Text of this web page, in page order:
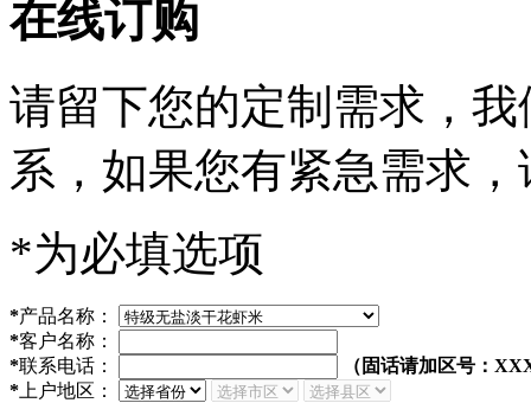
在线订购
请留下您的定制需求，
系，如果您有紧急需求
*为必填选项
*产品名称：
*客户名称：
*联系电话：
（固话请加区号：
* 上户地区：